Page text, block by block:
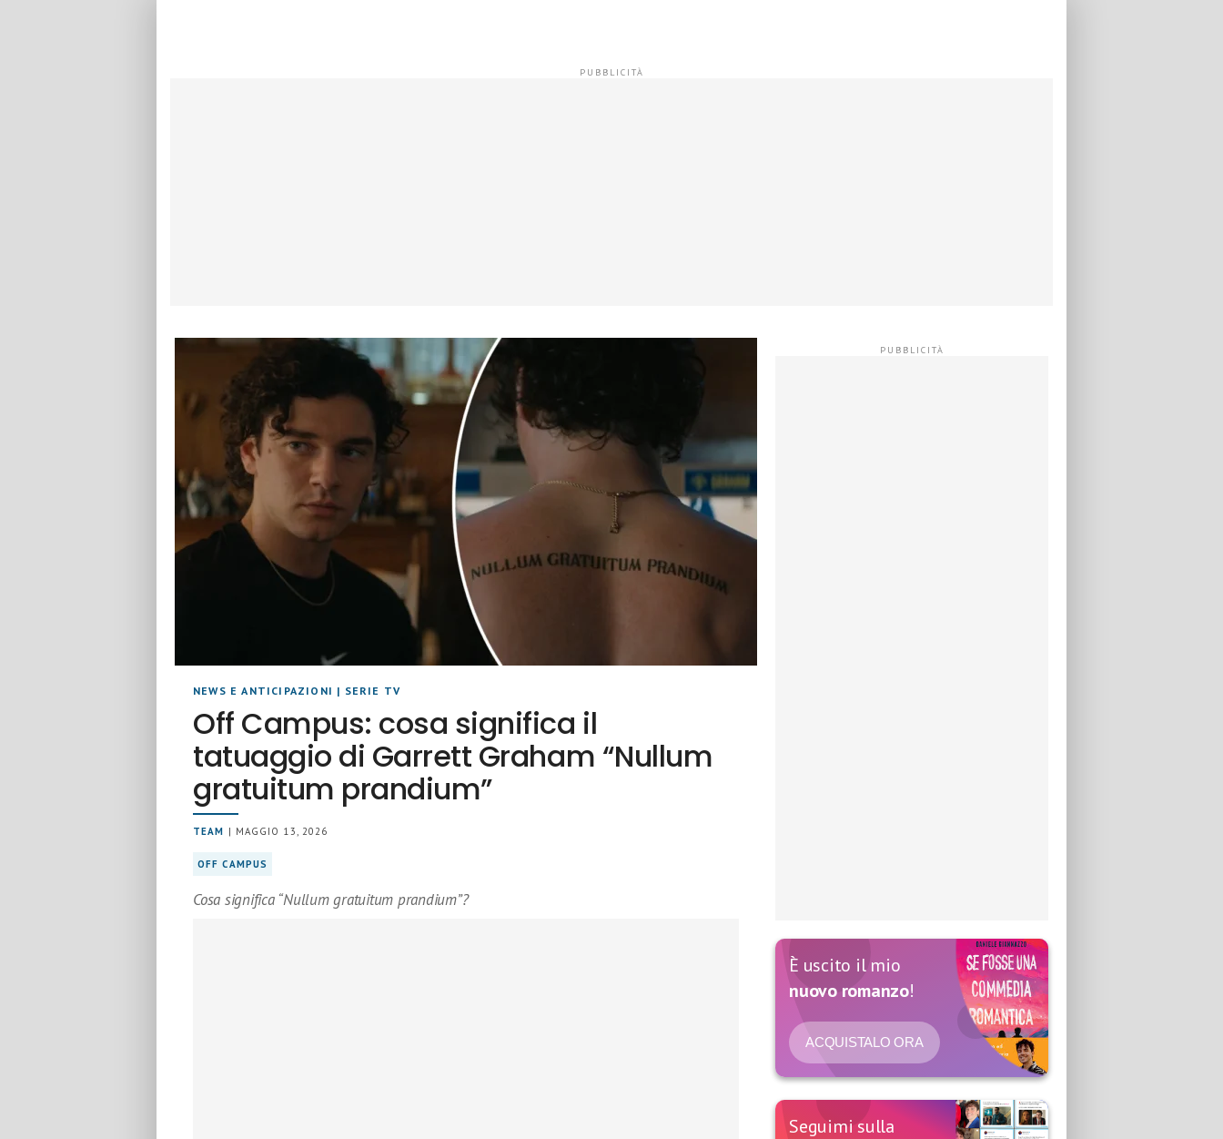
NEWS E ANTICIPAZIONI | SERIE TV
Off Campus: cosa significa il
tatuaggio di Garrett Graham “Nullum
gratuitum prandium”
TEAM | MAGGIO 13, 2026
OFF CAMPUS
Cosa significa “Nullum gratuitum prandium”?
È uscito il mio
nuovo romanzo!
ACQUISTALO ORA
Seguimi sulla